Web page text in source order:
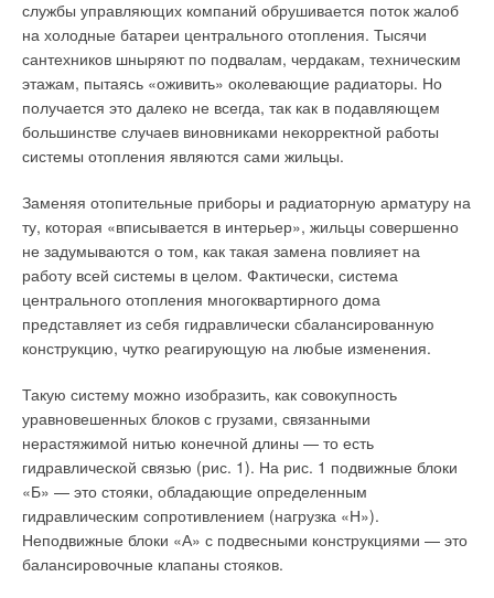
службы управляющих компаний обрушивается поток жалоб
на холодные батареи центрального отопления. Тысячи
сантехников шныряют по подвалам, чердакам, техническим
этажам, пытаясь «оживить» околевающие радиаторы. Но
получается это далеко не всегда, так как в подавляющем
большинстве случаев виновниками некорректной работы
системы отопления являются сами жильцы.
Заменяя отопительные приборы и радиаторную арматуру на
ту, которая «вписывается в интерьер», жильцы совершенно
не задумываются о том, как такая замена повлияет на
работу всей системы в целом. Фактически, система
центрального отопления многоквартирного дома
представляет из себя гидравлически сбалансированную
конструкцию, чутко реагирующую на любые изменения.
Такую систему можно изобразить, как совокупность
уравновешенных блоков с грузами, связанными
нерастяжимой нитью конечной длины — то есть
гидравлической связью (рис. 1). На рис. 1 подвижные блоки
«Б» — это стояки, обладающие определенным
гидравлическим сопротивлением (нагрузка «Н»).
Неподвижные блоки «А» с подвесными конструкциями — это
балансировочные клапаны стояков.
воды при увеличении температуры воды в барабане
парового котла.
Косвенные показатели
Есть несколько «косвенных» видов измеряющих приборов, в
том числе датчики электропроводимости, перепада
показатели, условные радары волн. Наиболее точно
установлены показатели и индикаторы электропроводимости
и давления. Показатели давления обеспечивают прекрасное
решение для управления уровнем воды в барабане
приведением клапана в действие, в то время как
электропроводимость обеспечивают датчики,
расположенные в специальных местах.
Эта конфигурация обеспечивает надежную гарантию
бесперебойной работы. Уровень магнитных показателей
основан на технологии колебания с магнитным соединением
индикатора. Этот тип инструментов дает возможность для
дистанционного управления производством. Есть предел
максимального давления в 6,2 МПа. Рассматривая этот вид
оборудования, потребители должны иметь в виду качество
воды в паровом котле. Высокое содержания железа в воде
рабочем месте в обслуживаемой (рабочей) зоне помещения
не должна превышать 35 Вт/м2 при 50 % и более
облучаемой поверхности тела. При проектировании систем
газового лучистого отопления используются также
«Рекомендации по применению систем обогрева с газовыми
инфракрасными излучателями», разработанные АВОК [2].
зависимости от температуры воздуха в помещении по
нормативам [3] приведена в табл. 1. В СНиП 41-01–2003 [1]
регламентируется также область применения и допустимая
температура поверхности газовых излучателей (табл. 2).
Приведенные выше требования накладывают серьезные
ограничения на область применения излучателей.
производителями и поставщиками излучателей, практически
невозможно заранее определить, применим ли выбранный
тип излучателя в конкретном помещении с учетом его
размеров, назначения и условий пребывания людей.
Несмотря на имеющиеся ограничения, многие предприятия
внедряют системы газового лучистого отопления. Так, в
Уральском регионе предприятия холдингов УГМК и
«Северсталь» активно переводят свои объекты с водяного